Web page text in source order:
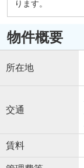
ります。
物件概要
所在地
交通
賃料